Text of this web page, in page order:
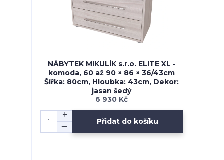
NÁBYTEK MIKULÍK s.r.o. ELITE XL -
komoda, 60 až 90 × 86 × 36/43cm
Šířka: 80cm, Hloubka: 43cm, Dekor:
jasan šedý
6 930 Kč
Přidat do košíku